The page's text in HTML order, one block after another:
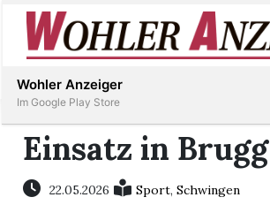
Immobilien
Inserieren Abonnieren
Einsatz in Brugg
22.05.2026 Sport,Schwingen
Wohler Anzeiger
Im Google Play Store